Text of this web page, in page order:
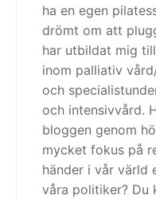
ha en egen
drömt om att
har utbildat mig
inom palliativ
och
och intensivvård.
bloggen genom
mycket fokus på
händer i vår värld
våra politiker? Du